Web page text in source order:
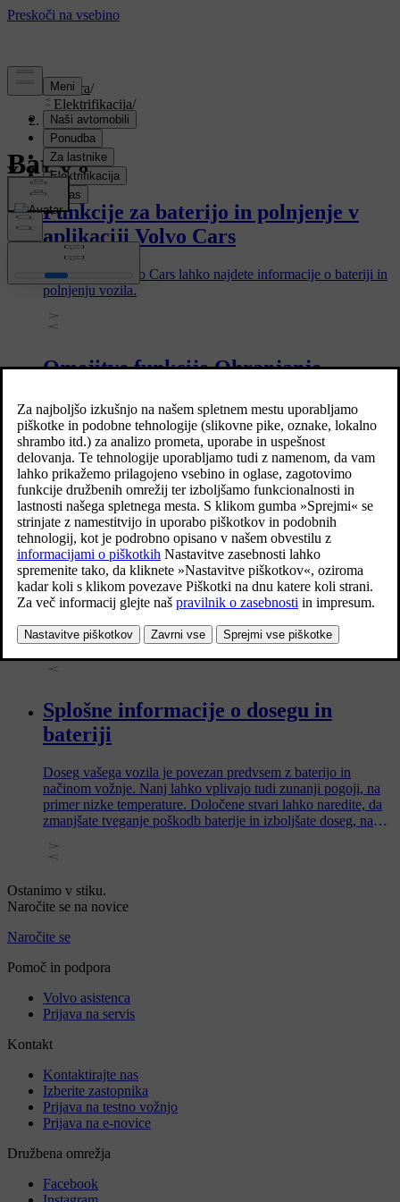
Podpora/
Elektrifikacija/
Baterije
Baterije
Funkcije za baterijo in polnjenje v
aplikaciji Volvo Cars
V aplikaciji Volvo Cars lahko najdete informacije o bateriji in
polnjenju vozila.
Omejitve funkcije Ohranjanje
V nekaterih situacijah to vpliva na raven baterije vozila Plug-
in Hybrid, čeprav se uporablja funkcija Ohranjanje električne
energije.
Nasveti za polnjenje vašega povsem
električnega vozila
Ti nasveti vam lahko lahko pomagajo učinkovito polniti vaše
baterijo.
Splošne informacije o dosegu in
bateriji
Doseg vašega vozila je povezan predvsem z baterijo in
načinom vožnje. Nanj lahko vplivajo tudi zunanji pogoji, na
primer nizke temperature. Določene stvari lahko naredite, da
zmanjšate tveganje poškodb baterije in izboljšate doseg, na
ohranjate nivo baterije znotraj določenega intervala med